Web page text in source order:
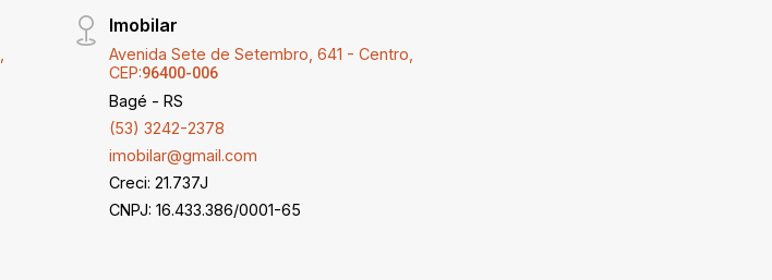
Imobilar
Avenida Sete de Setembro, 641 - Centro,
CEP:96400-006
Bagé - RS
(53) 3242-2378
imobilar@gmail.com
Creci: 21.737J
CNPJ: 16.433.386/0001-65